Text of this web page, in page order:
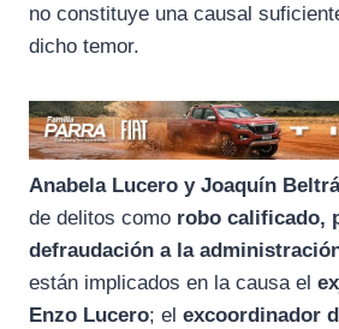
no constituye una causal
dicho temor.
Anabela Lucero y Joaquín
de delitos como robo calificado,
defraudación a la
están implicados en la causa el
Enzo Lucero; el excoordinador